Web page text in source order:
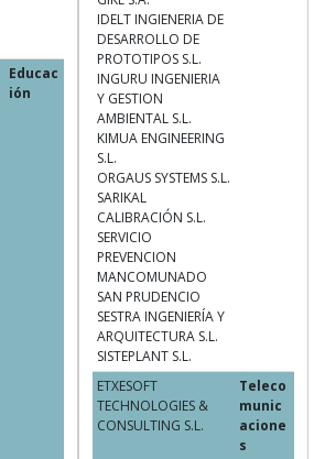
Educac
ión
IDELT INGIENERIA DE
DESARROLLO DE
PROTOTIPOS S.L.
INGURU INGENIERIA
Y GESTION
AMBIENTAL S.L.
KIMUA ENGINEERING
S.L.
ORGAUS SYSTEMS S.L.
SARIKAL
CALIBRACIÓN S.L.
SERVICIO
PREVENCION
MANCOMUNADO
SAN PRUDENCIO
SESTRA INGENIERÍA Y
ARQUITECTURA S.L.
SISTEPLANT S.L.
ETXESOFT
TECHNOLOGIES &
CONSULTING S.L.
Teleco
munic
acione
s